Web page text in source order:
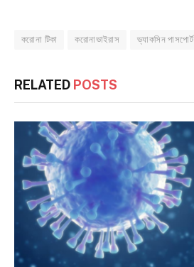
করোনা টিকা করোনাভাইরাস ভ্যাকসিন পাসপোর্ট
RELATED POSTS